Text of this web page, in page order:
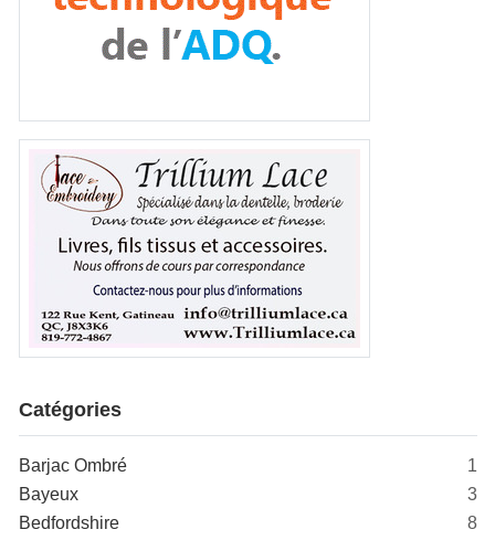
Catégories
Barjac Ombré
1
Bayeux
3
Bedfordshire
8